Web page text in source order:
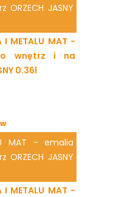
JASNY
I METALU MAT -
wnętrz i na
0.36l
MAT - emalia
JASNY
I METALU MAT -